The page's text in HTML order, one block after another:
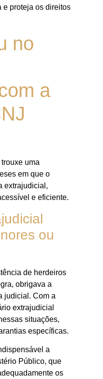
e proteja os direitos
no
a
trouxe uma
em que o
extrajudicial,
e eficiente.
ou
de herdeiros
obrigava a
judicial. Com a
extrajudicial
situações,
específicas.
a
Público, que
os